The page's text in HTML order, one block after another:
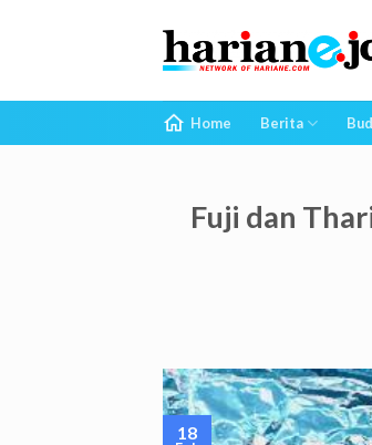
Home Berita
Fuji dan
18